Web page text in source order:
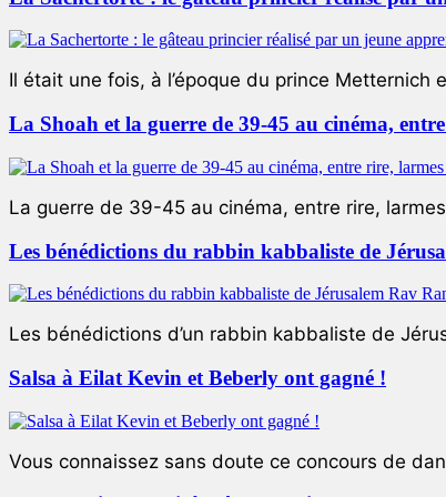
Il était une fois, à l’époque du prince Metternich
La Shoah et la guerre de 39-45 au cinéma,
La guerre de 39-45 au cinéma, entre rire,
Les bénédictions du rabbin kabbaliste de
Les bénédictions d’un rabbin kabbaliste de
Salsa à Eilat Kevin et Beberly ont gagné !
Vous connaissez sans doute ce concours de